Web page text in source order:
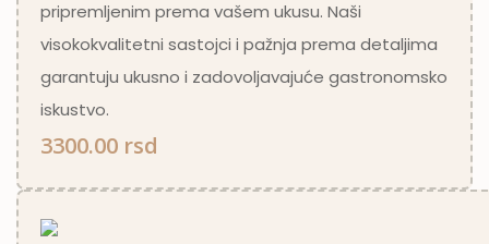
pripremljenim prema vašem ukusu. Naši
visokokvalitetni sastojci i pažnja prema detaljima
garantuju ukusno i zadovoljavajuće gastronomsko
iskustvo.
3300.00 rsd